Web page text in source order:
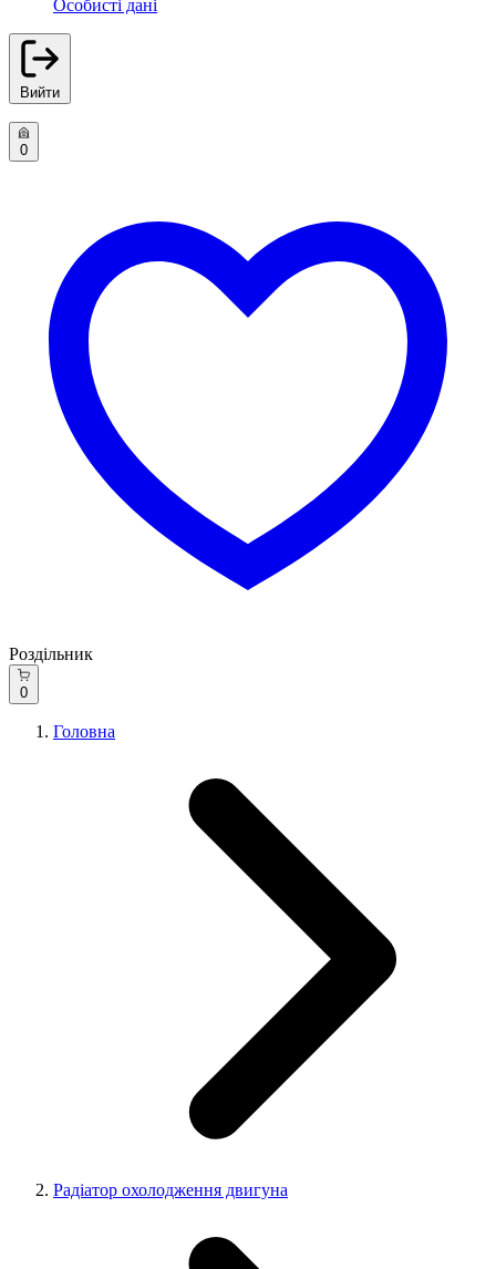
Особисті дані
Вийти
0
Роздільник
0
Головна
Радіатор охолодження двигуна